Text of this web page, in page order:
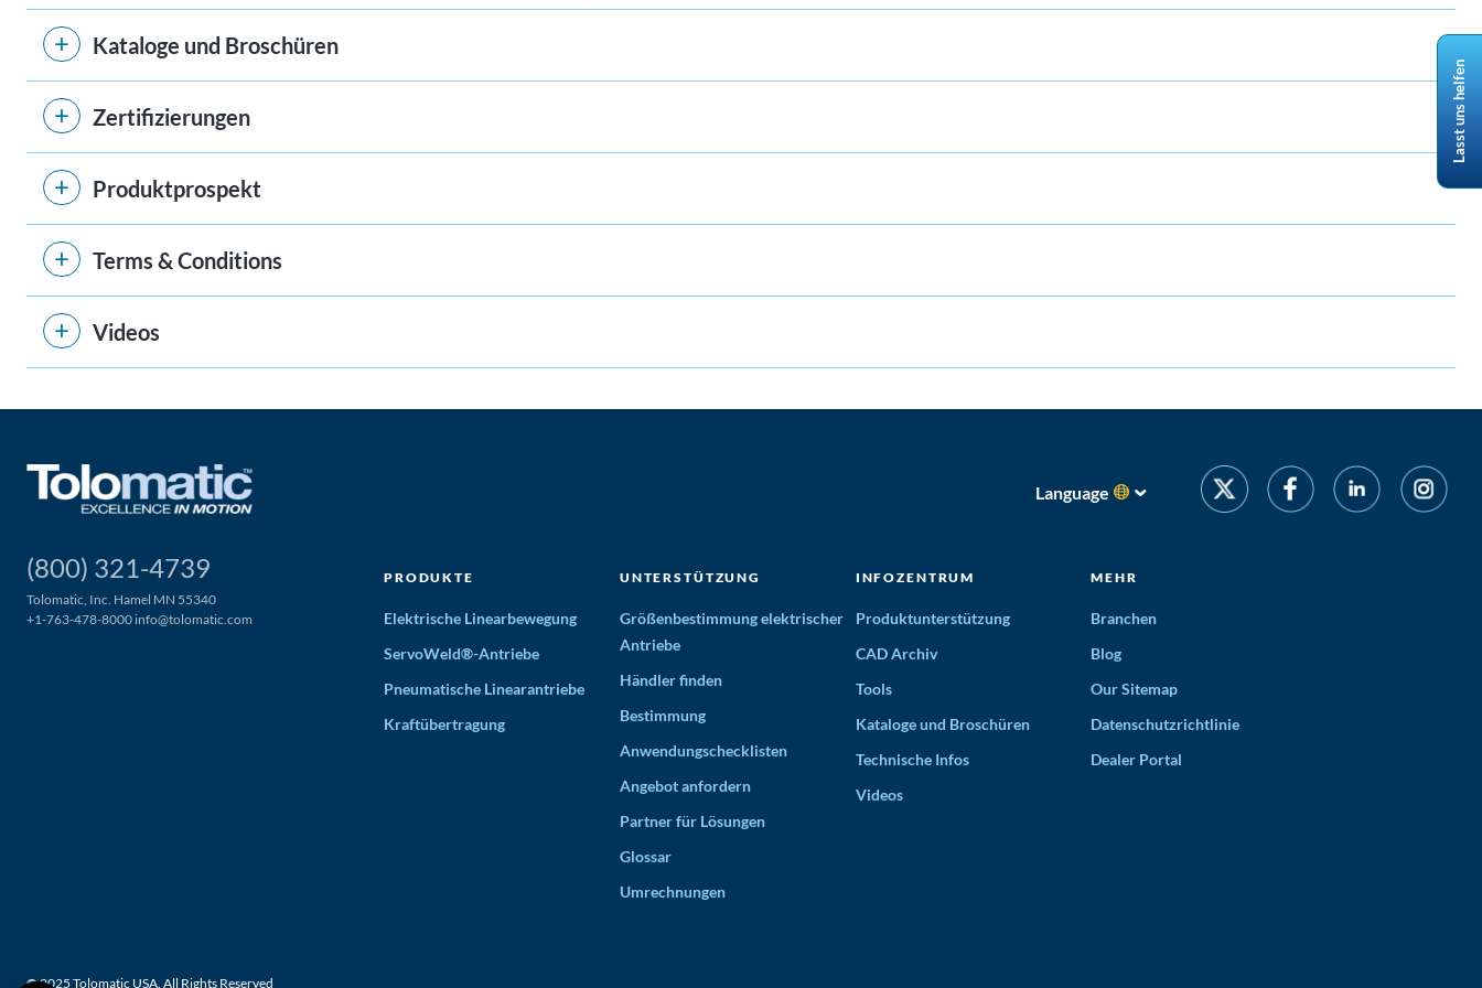
Kataloge und Broschüren
Zertifizierungen
Produktprospekt
Terms & Conditions
Videos
Language
(800) 321-4739
Tolomatic, Inc. Hamel MN 55340
+1-763-478-8000 info@tolomatic.com
PRODUKTE
Elektrische Linearbewegung
ServoWeld®-Antriebe
Pneumatische Linearantriebe
Kraftübertragung
UNTERSTÜTZUNG
Größenbestimmung elektrischer
Antriebe
Händler finden
Bestimmung
Anwendungschecklisten
Angebot anfordern
Partner für Lösungen
Glossar
Umrechnungen
INFOZENTRUM
Produktunterstützung
CAD Archiv
Tools
Kataloge und Broschüren
Technische Infos
Videos
MEHR
Branchen
Blog
Our Sitemap
Datenschutzrichtlinie
Dealer Portal
© 2025 Tolomatic USA. All Rights Reserved
Lasst uns helfen